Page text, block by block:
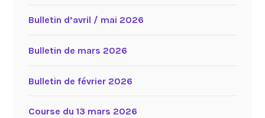
Bulletin d’avril / mai 2026
Bulletin de mars 2026
Bulletin de février 2026
Course du 13 mars 2026